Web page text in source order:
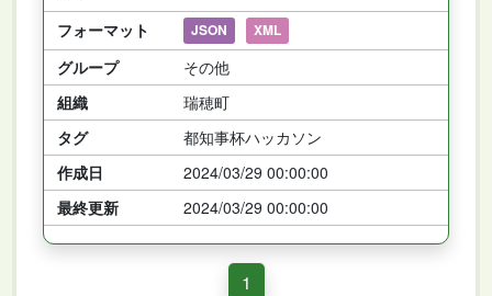
フォーマット
JSON XML
グループ
その他
組織
瑞穂町
タグ
都知事杯ハッカソン
作成日
2024/03/29 00:00:00
最終更新
2024/03/29 00:00:00
1